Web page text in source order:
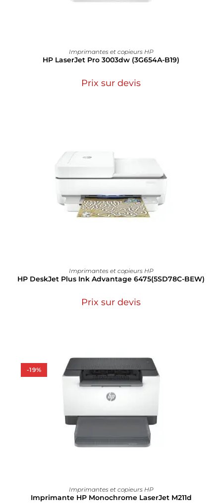
Imprimantes et copieurs HP
HP LaserJet Pro 3003dw (3G654A-B19)
Prix sur devis
Imprimantes et copieurs HP
HP DeskJet Plus Ink Advantage 6475(5SD78C-BEW)
Prix sur devis
-19%
Imprimantes et copieurs HP
Imprimante HP Monochrome LaserJet M211d